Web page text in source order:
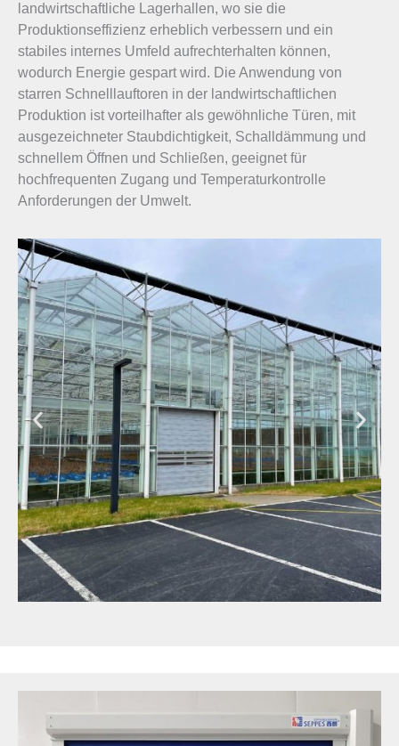
landwirtschaftliche Lagerhallen, wo sie die
Produktionseffizienz erheblich verbessern und ein
stabiles internes Umfeld aufrechterhalten können,
wodurch Energie gespart wird. Die Anwendung von
starren Schnelllauftoren in der landwirtschaftlichen
Produktion ist vorteilhafter als gewöhnliche Türen, mit
ausgezeichneter Staubdichtigkeit, Schalldämmung und
schnellem Öffnen und Schließen, geeignet für
hochfrequenten Zugang und Temperaturkontrolle
Anforderungen der Umwelt.